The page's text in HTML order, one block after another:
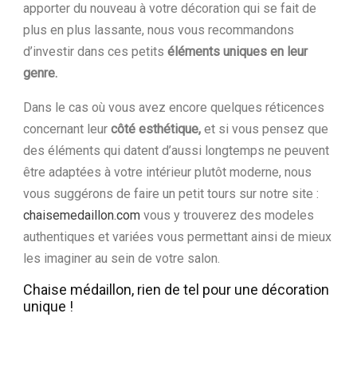
apporter du nouveau à votre décoration qui se fait de
plus en plus lassante, nous vous recommandons
d’investir dans ces petits éléments uniques en leur
genre.
Dans le cas où vous avez encore quelques réticences
concernant leur côté esthétique, et si vous pensez que
des éléments qui datent d’aussi longtemps ne peuvent
être adaptées à votre intérieur plutôt moderne, nous
vous suggérons de faire un petit tours sur notre site :
chaisemedaillon.com vous y trouverez des modeles
authentiques et variées vous permettant ainsi de mieux
les imaginer au sein de votre salon.
Chaise médaillon, rien de tel pour une décoration
unique !